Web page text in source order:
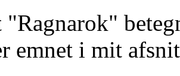
"Ragnarok"
emnet i mit